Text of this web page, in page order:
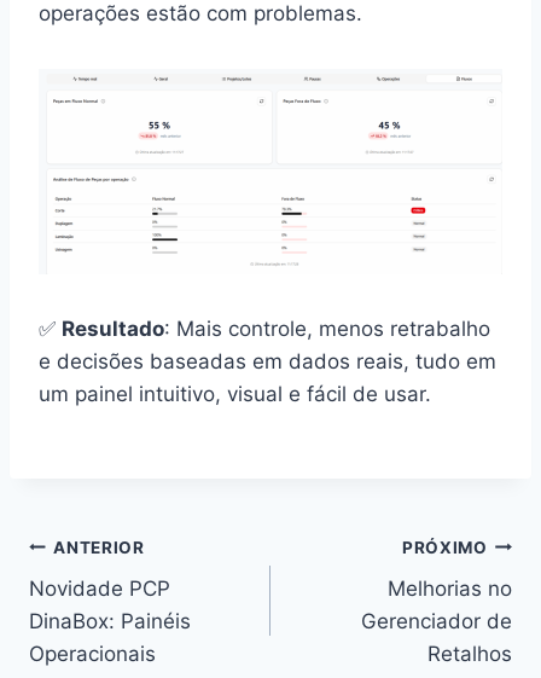
operações estão com problemas.
✅ Resultado: Mais controle, menos retrabalho
e decisões baseadas em dados reais, tudo em
um painel intuitivo, visual e fácil de usar.
ANTERIOR
Novidade PCP
DinaBox: Painéis
Operacionais
PRÓXIMO
Melhorias no
Gerenciador de
Retalhos